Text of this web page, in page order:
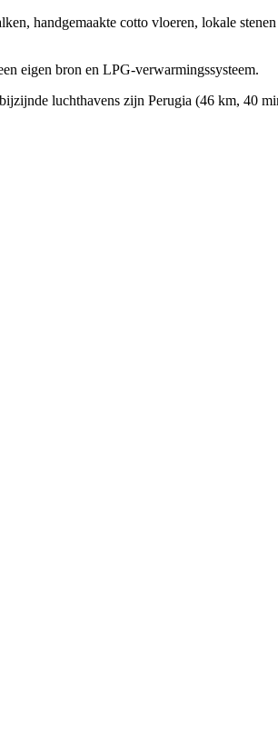
handgemaakte cotto vloeren, lokale
eigen bron en LPG-verwarmingssysteem.
luchthavens zijn Perugia (46 km, 40